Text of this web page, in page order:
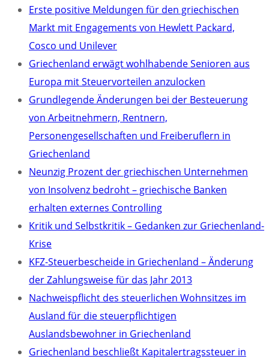
Erste positive Meldungen für den griechischen
Markt mit Engagements von Hewlett Packard,
Cosco und Unilever
Griechenland erwägt wohlhabende Senioren aus
Europa mit Steuervorteilen anzulocken
Grundlegende Änderungen bei der Besteuerung
von Arbeitnehmern, Rentnern,
Personengesellschaften und Freiberuflern in
Griechenland
Neunzig Prozent der griechischen Unternehmen
von Insolvenz bedroht – griechische Banken
erhalten externes Controlling
Kritik und Selbstkritik – Gedanken zur Griechenland-
Krise
KFZ-Steuerbescheide in Griechenland – Änderung
der Zahlungsweise für das Jahr 2013
Nachweispflicht des steuerlichen Wohnsitzes im
Ausland für die steuerpflichtigen
Auslandsbewohner in Griechenland
Griechenland beschließt Kapitalertragssteuer in